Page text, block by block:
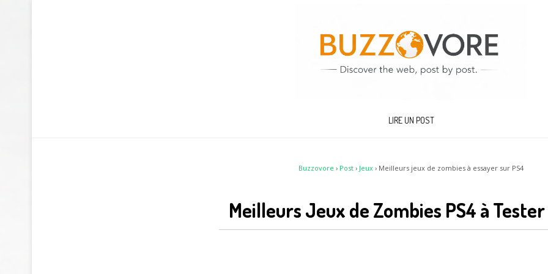
LIRE UN POST
Buzzovore › Post › Jeux › Meilleurs jeux de zombies à essayer sur PS4
Meilleurs Jeux de Zombies PS4 à